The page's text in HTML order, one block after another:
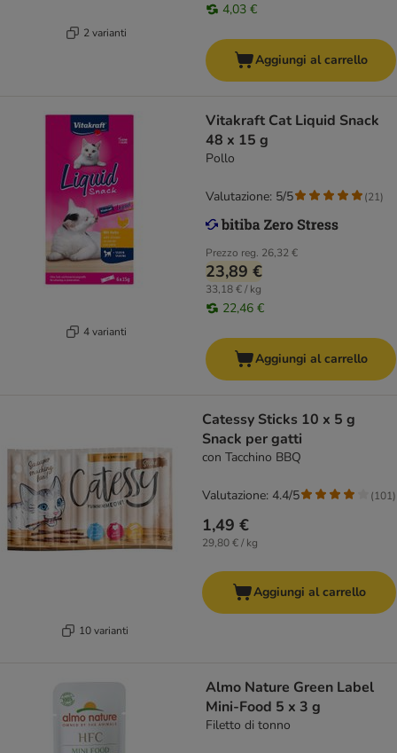
2 varianti
4,03 €
Aggiungi al carrello
4 varianti
Vitakraft Cat Liquid Snack
48 x 15 g
Pollo
Prezzo reg. 26,32 €
23,89 €
33,18 € / kg
22,46 €
Valutazione: 5/5 (21)
Aggiungi al carrello
10 varianti
Catessy Sticks 10 x 5 g
Snack per gatti
con Tacchino BBQ
1,49 €
29,80 € / kg
Valutazione: 4.4/5 (101)
Aggiungi al carrello
Almo Nature Green Label
Mini-Food 5 x 3 g
Filetto di tonno